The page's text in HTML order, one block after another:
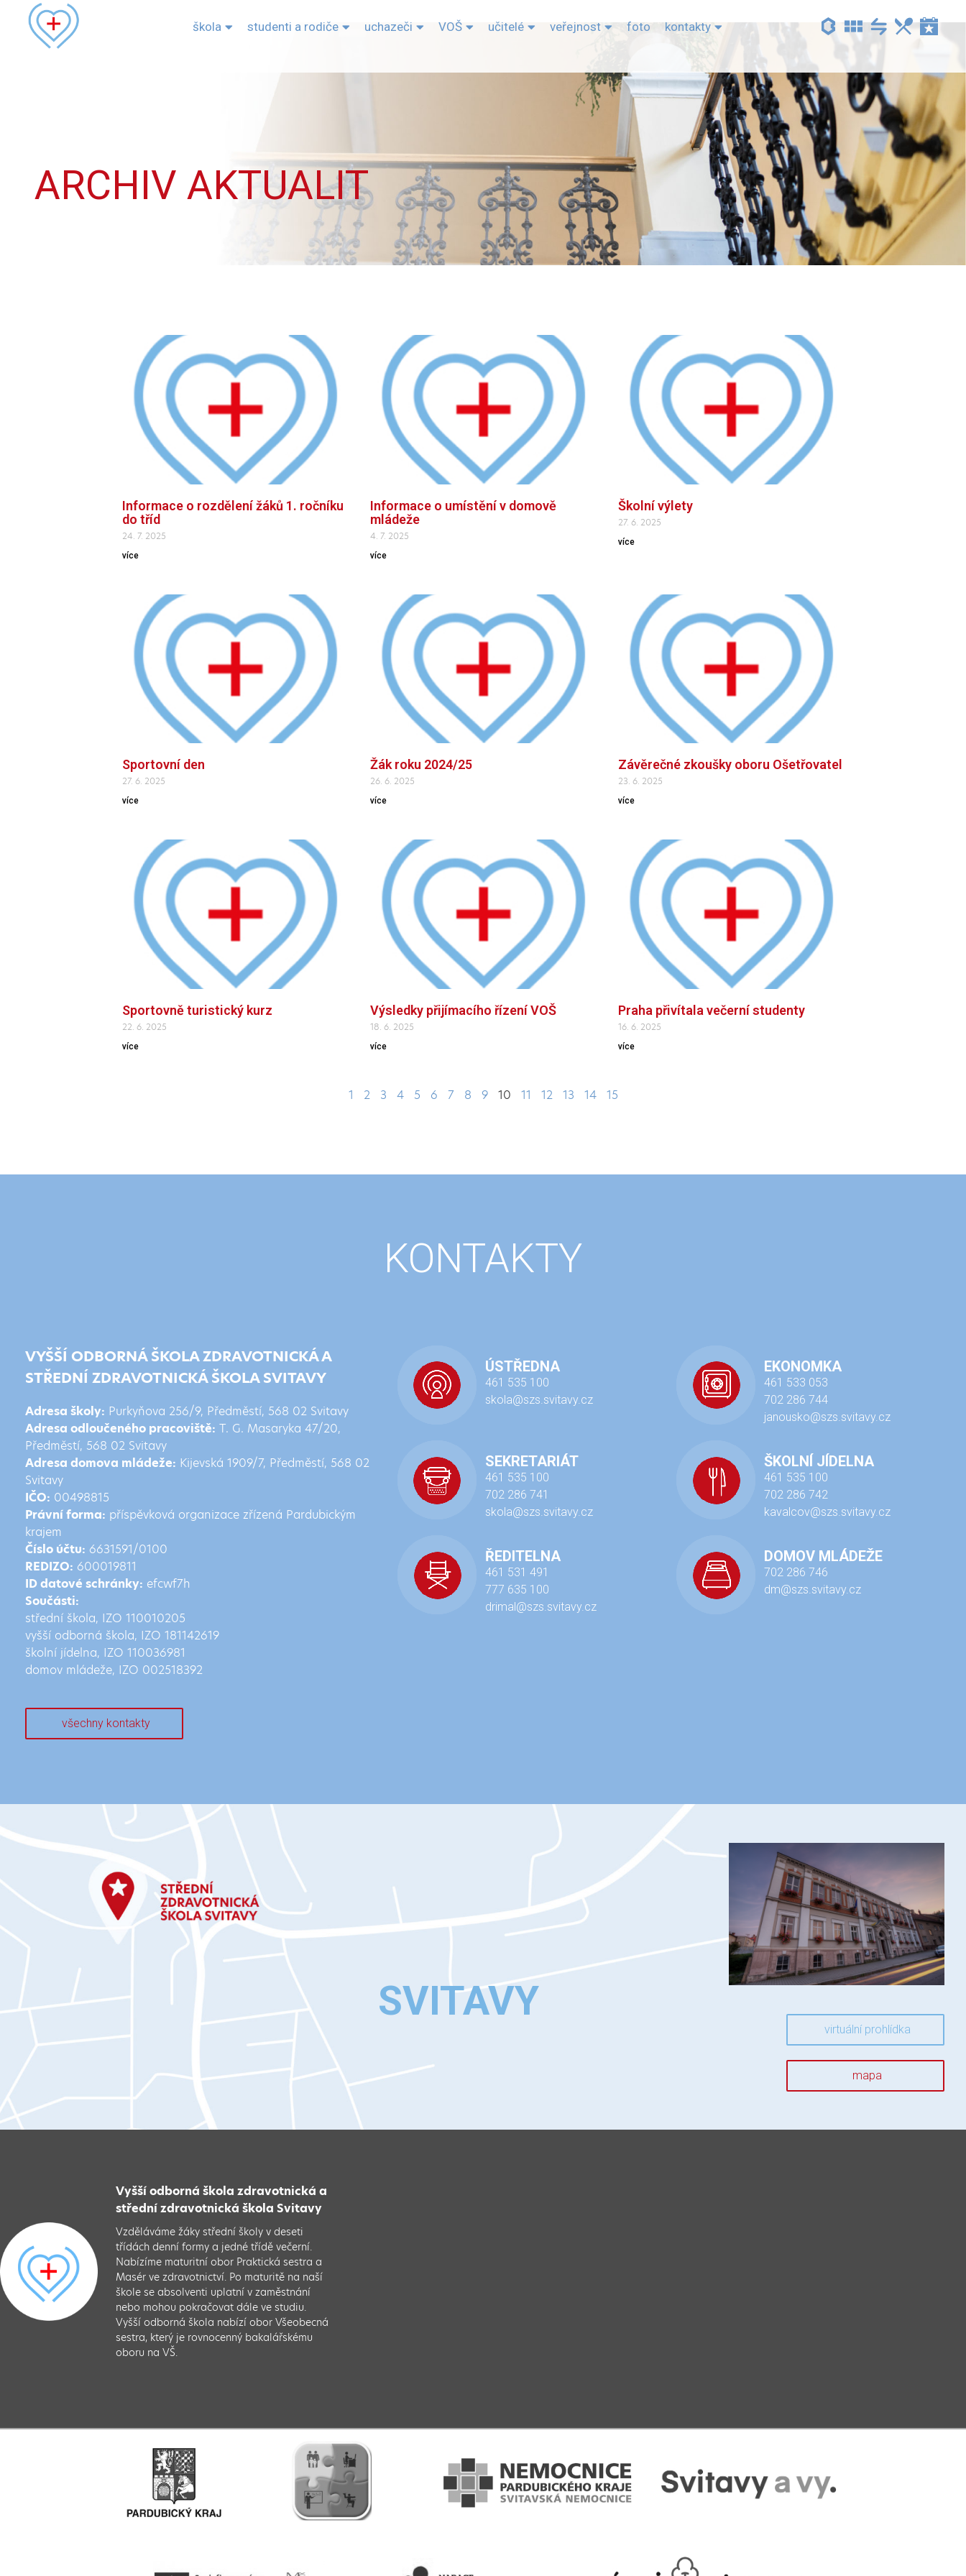
škola studenti a rodiče uchazeči VOŠ učitelé veřejnost foto kontakty
ARCHIV AKTUALIT
Informace o rozdělení žáků 1. ročníku
do tříd
24. 7. 2025
více
Informace o umístění v domově
mládeže
4. 7. 2025
více
Školní výlety
27. 6. 2025
více
Sportovní den
27. 6. 2025
více
Žák roku 2024/25
26. 6. 2025
více
Závěrečné zkoušky oboru Ošetřovatel
23. 6. 2025
více
Sportovně turistický kurz
22. 6. 2025
více
Výsledky přijímacího řízení VOŠ
18. 6. 2025
více
Praha přivítala večerní studenty
16. 6. 2025
více
1 2 3 4 5 6 7 8 9 10 11 12 13 14 15
KONTAKTY
VYŠŠÍ ODBORNÁ ŠKOLA ZDRAVOTNICKÁ A
STŘEDNÍ ZDRAVOTNICKÁ ŠKOLA SVITAVY
Adresa školy: Purkyňova 256/9, Předměstí, 568 02 Svitavy
Adresa odloučeného pracoviště: T. G. Masaryka 47/20,
Předměstí, 568 02 Svitavy
Adresa domova mládeže: Kijevská 1909/7, Předměstí, 568 02
Svitavy
IČO: 00498815
Právní forma: příspěvková organizace zřízená Pardubickým
krajem
Číslo účtu: 6631591/0100
REDIZO: 600019811
ID datové schránky: efcwf7h
Součásti:
střední škola, IZO 110010205
vyšší odborná škola, IZO 181142619
školní jídelna, IZO 110036981
domov mládeže, IZO 002518392
všechny kontakty
ÚSTŘEDNA
461 535 100
skola@szs.svitavy.cz
SEKRETARIÁT
461 535 100
702 286 741
skola@szs.svitavy.cz
ŘEDITELNA
461 531 491
777 635 100
drimal@szs.svitavy.cz
EKONOMKA
461 533 053
702 286 744
janousko@szs.svitavy.cz
ŠKOLNÍ JÍDELNA
461 535 100
702 286 742
kavalcov@szs.svitavy.cz
DOMOV MLÁDEŽE
702 286 746
dm@szs.svitavy.cz
SVITAVY
virtuální prohlídka
mapa
Vyšší odborná škola zdravotnická a
střední zdravotnická škola Svitavy
Vzděláváme žáky střední školy v deseti
třídách denní formy a jedné třídě večerní.
Nabízíme maturitní obor Praktická sestra a
Masér ve zdravotnictví. Po maturitě na naší
škole se absolventi uplatní v zaměstnání
nebo mohou pokračovat dále ve studiu.
Vyšší odborná škola nabízí obor Všeobecná
sestra, který je rovnocenný bakalářskému
oboru na VŠ.